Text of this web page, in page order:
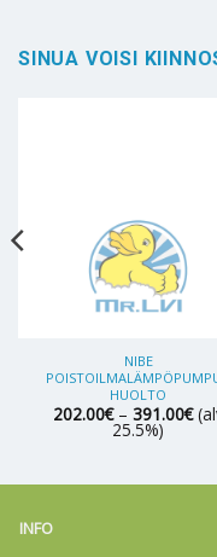
SINUA VOISI
NIBE
HUOLTO
202.00€ – 391.00€
25.5%)
INFO